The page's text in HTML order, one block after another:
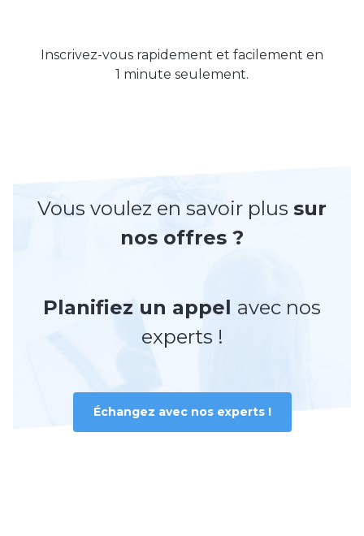
Inscrivez-vous rapidement et facilement en
1 minute seulement.
Vous voulez en savoir plus sur
nos offres ?
Planifiez un appel avec nos
experts !
Échangez avec nos experts !